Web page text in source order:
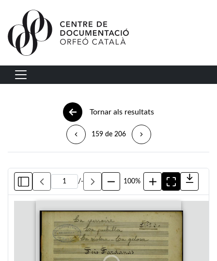
Vés al contingut
Navegació principal
Tornar als resultats
159 de 206
/- 100%